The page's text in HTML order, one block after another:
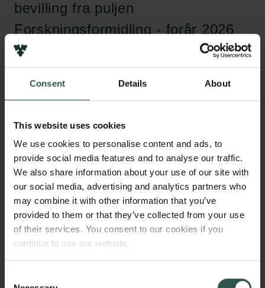
Consent Details About
This website uses cookies
We use cookies to personalise content and ads, to
provide social media features and to analyse our traffic.
We also share information about your use of our site with
our social media, advertising and analytics partners who
may combine it with other information that you’ve
provided to them or that they’ve collected from your use
of their services. You consent to our cookies if you
continue to use our website.
bevilling fra puljen
Forskningsformidling - forår 2026
Festival: UDFORSK: blind-date med
forskning i folks stuer
Flermedial: Forskere i feedet
Flermedial: Videnstab - bliver vi altid
klogere? Flermedialt tema om
vigtigheden af 'gamme' viden